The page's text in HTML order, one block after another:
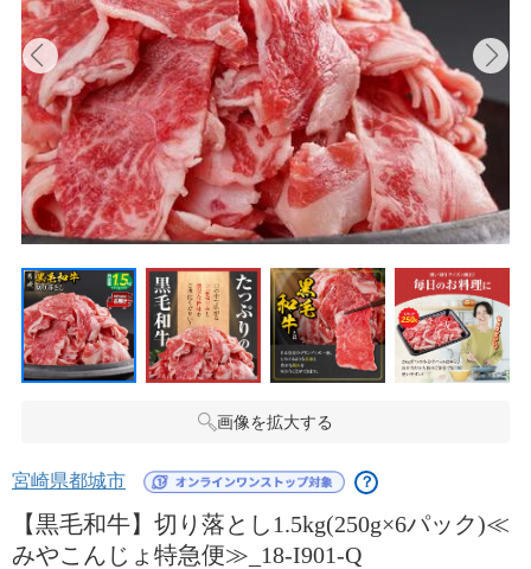
画像を拡大する
宮崎県都城市 ？
【黒毛和牛】切り落とし1.5kg(250g×6パック)≪
みやこんじょ特急便≫_18-I901-Q